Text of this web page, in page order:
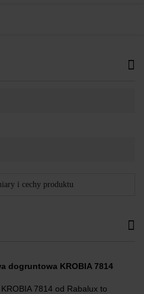
i cechy produktu
dogruntowa KROBIA 7814
7814 od Rabalux to